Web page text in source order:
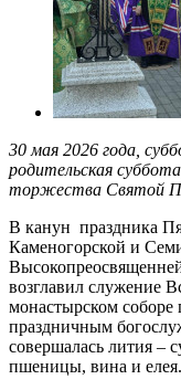
30 мая 2026 года,
родительская
торжества Святой
В канун праздника
Каменогорской и
возглавил служение
монастырском соборе
праздничным
совершалась лития –
пшеницы, вина и елея.